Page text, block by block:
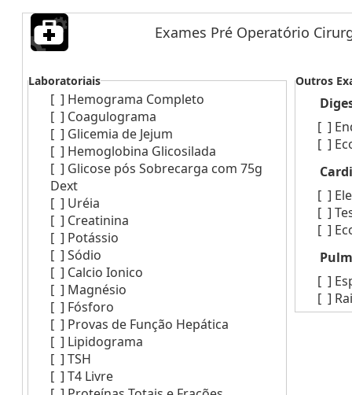
Exames Pré Operatório
Laboratoriais
[ ] Hemograma Completo
[ ] Coagulograma
[ ] Glicemia de Jejum
[ ] Hemoglobina Glicosilada
[ ] Glicose pós Sobrecarga com 75g
Dext
[ ] Uréia
[ ] Creatinina
[ ] Potássio
[ ] Sódio
[ ] Calcio Ionico
[ ] Magnésio
[ ] Fósforo
[ ] Provas de Função Hepática
[ ] Lipidograma
[ ] TSH
[ ] T4 Livre
Outros
[ ]
[ ]
[ ]
[ ]
[ ]
[ ]
[ ]